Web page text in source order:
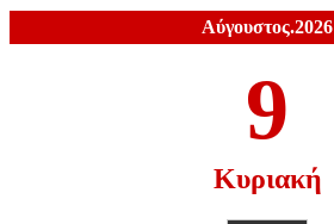
Αύγουστος.2026
9
Κυριακή